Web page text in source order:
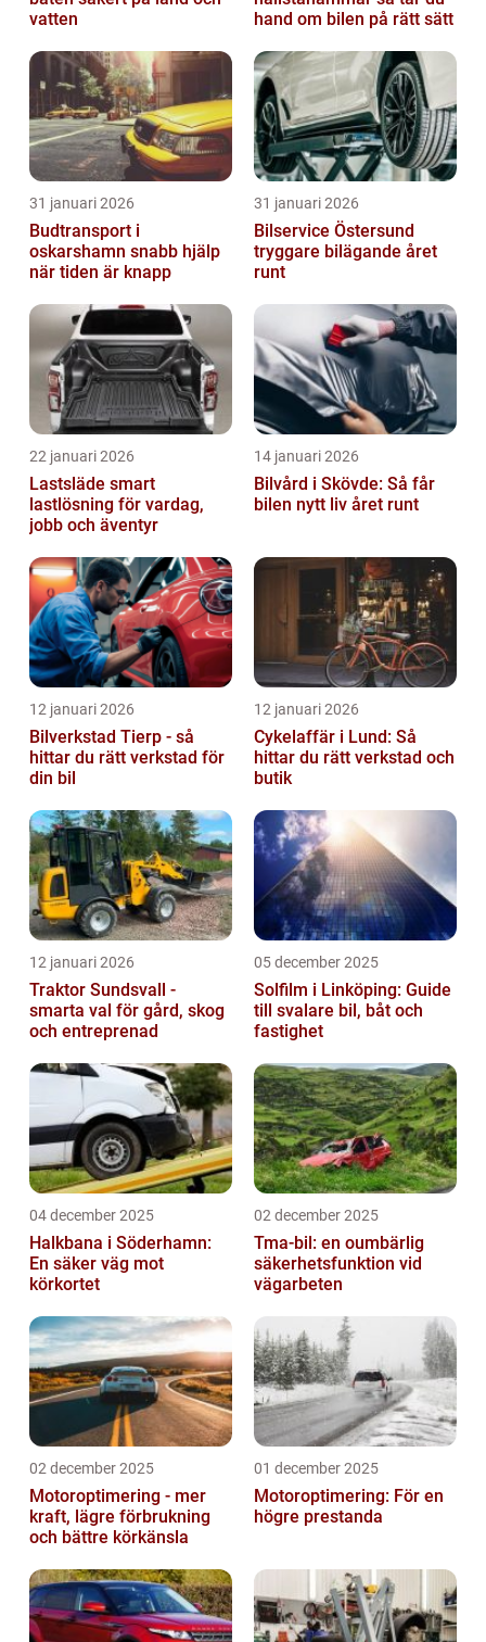
vatten
hand om bilen på rätt sätt
31 januari 2026
Budtransport i
oskarshamn snabb hjälp
när tiden är knapp
31 januari 2026
Bilservice Östersund
tryggare bilägande året
runt
22 januari 2026
Lastsläde smart
lastlösning för vardag,
jobb och äventyr
14 januari 2026
Bilvård i Skövde: Så får
bilen nytt liv året runt
12 januari 2026
Bilverkstad Tierp - så
hittar du rätt verkstad för
din bil
12 januari 2026
Cykelaffär i Lund: Så
hittar du rätt verkstad och
butik
12 januari 2026
Traktor Sundsvall -
smarta val för gård, skog
och entreprenad
05 december 2025
Solfilm i Linköping: Guide
till svalare bil, båt och
fastighet
04 december 2025
Halkbana i Söderhamn:
En säker väg mot
körkortet
02 december 2025
Tma-bil: en oumbärlig
säkerhetsfunktion vid
vägarbeten
02 december 2025
Motoroptimering - mer
kraft, lägre förbrukning
och bättre körkänsla
01 december 2025
Motoroptimering: För en
högre prestanda